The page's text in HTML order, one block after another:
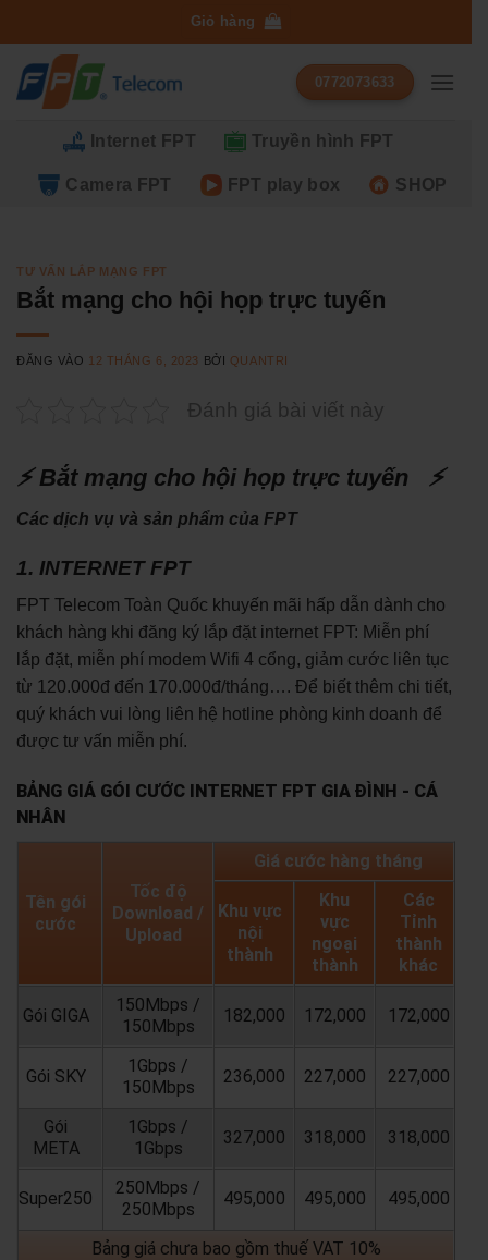
qua
dung
Giỏ hàng
0772073633
Internet FPT Truyền hình FPT
Camera FPT FPT play box SHOP
TƯ VẤN LẮP MẠNG FPT
Bắt mạng cho hội họp trực tuyến
ĐĂNG VÀO 12 THÁNG 6, 2023 BỞI QUANTRI
Đánh giá bài viết này
⚡ Bắt mạng cho hội họp trực tuyến ⚡
Các dịch vụ và sản phẩm của FPT
1. INTERNET FPT
FPT Telecom Toàn Quốc khuyến mãi hấp dẫn dành cho
khách hàng khi đăng ký lắp đặt internet FPT: Miễn phí
lắp đặt, miễn phí modem Wifi 4 cổng, giảm cước liên tục
từ 120.000đ đến 170.000đ/tháng…. Để biết thêm chi tiết,
quý khách vui lòng liên hệ hotline phòng kinh doanh để
được tư vấn miễn phí.
BẢNG GIÁ GÓI CƯỚC INTERNET FPT GIA ĐÌNH - CÁ
NHÂN
Tên gói
cước
Tốc độ
Download /
Upload
Giá cước hàng tháng
Khu vực
nội
thành
Khu
vực
ngoại
thành
Các
Tỉnh
thành
khác
Gói GIGA
150Mbps /
150Mbps
182,000 172,000 172,000
Gói SKY
1Gbps /
150Mbps
236,000 227,000 227,000
Gói
META
1Gbps /
1Gbps
327,000 318,000 318,000
Super250
250Mbps /
250Mbps
495,000 495,000 495,000
Bảng giá chưa bao gồm thuế VAT 10%